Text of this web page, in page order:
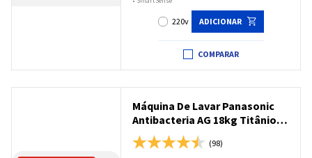
COMPARAR
220v ADICIONAR
Máquina De Lavar Panasonic
Antibacteria AG 18kg Titânio -
NA-F180P7T
(98)